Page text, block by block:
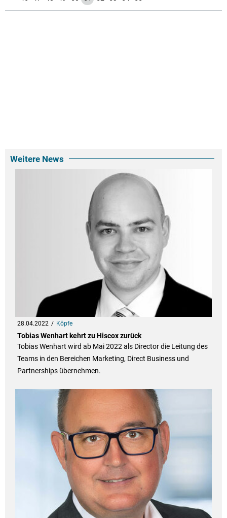
Weitere News
28.04.2022 Köpfe
Tobias Wenhart kehrt zu Hiscox zurück
Tobias Wenhart wird ab Mai 2022 als Director die Leitung des
Teams in den Bereichen Marketing, Direct Business und
Partnerships übernehmen.